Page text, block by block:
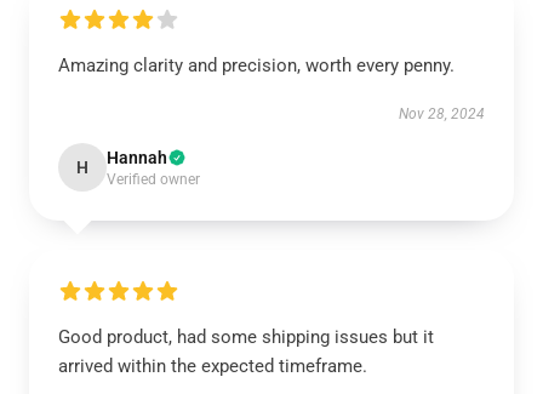
Amazing clarity and precision, worth every penny.
Nov 28, 2024
H Hannah
Verified owner
Good product, had some shipping issues but it
arrived within the expected timeframe.